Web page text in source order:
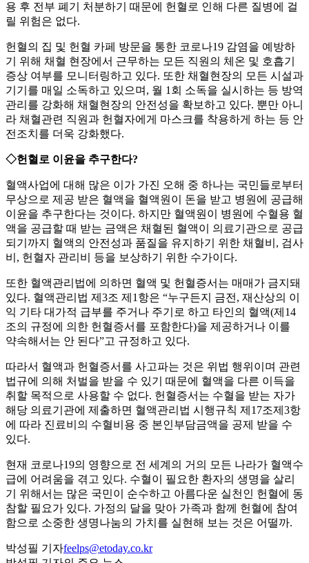
용 후 전부 폐기 처분하기 때문에 헌혈로 인해 다른 질병에 걸
릴 위험은 없다.
헌혈의 집 및 헌혈 카페 방문을 통한 코로나19 감염을 예방하
기 위해 채혈 현장에서 근무하는 모든 직원의 체온 및 호흡기
증상 여부를 모니터링하고 있다. 또한 채혈현장의 모든 시설과
기기를 매일 소독하고 있으며, 월 1회 소독을 실시하는 등 방역
관리를 강화해 채혈현장의 안전성을 확보하고 있다. 뿐만 아니
라 채혈관련 직원과 헌혈자에게 마스크를 착용하게 하는 등 안
전조치를 더욱 강화했다.
◇헌혈로 이윤을 추구한다?
혈액사업에 대해 많은 이가 가진 오해 중 하나는 국민들로부터
무상으로 제공 받은 혈액을 혈액원이 돈을 받고 병원에 공급해
이윤을 추구한다는 것이다. 하지만 혈액원이 병원에 수혈용 혈
액을 공급할 때 받는 금액은 채혈된 혈액이 의료기관으로 공급
되기까지 혈액의 안전성과 품질을 유지하기 위한 채혈비, 검사
비, 헌혈자 관리비 등을 보상하기 위한 수가이다.
또한 혈액관리법에 의하면 혈액 및 헌혈증서는 매매가 금지돼
있다. 혈액관리법 제3조 제1항은 “누구든지 금전, 재산상의 이
익 기타 대가적 급부를 주거나 주기로 하고 타인의 혈액(제14
조의 규정에 의한 헌혈증서를 포함한다)을 제공하거나 이를
약속해서는 안 된다”고 규정하고 있다.
따라서 혈액과 헌혈증서를 사고파는 것은 위법 행위이며 관련
법규에 의해 처벌을 받을 수 있기 때문에 혈액을 다른 이득을
취할 목적으로 사용할 수 없다. 헌혈증서는 수혈을 받는 자가
해당 의료기관에 제출하면 혈액관리법 시행규칙 제17조제3항
에 따라 진료비의 수혈비용 중 본인부담금액을 공제 받을 수
있다.
현재 코로나19의 영향으로 전 세계의 거의 모든 나라가 혈액수
급에 어려움을 겪고 있다. 수혈이 필요한 환자의 생명을 살리
기 위해서는 많은 국민이 순수하고 아름다운 실천인 헌혈에 동
참할 필요가 있다. 가정의 달을 맞아 가족과 함께 헌혈에 참여
함으로 소중한 생명나눔의 가치를 실현해 보는 것은 어떨까.
박성필 기자feelps@etoday.co.kr